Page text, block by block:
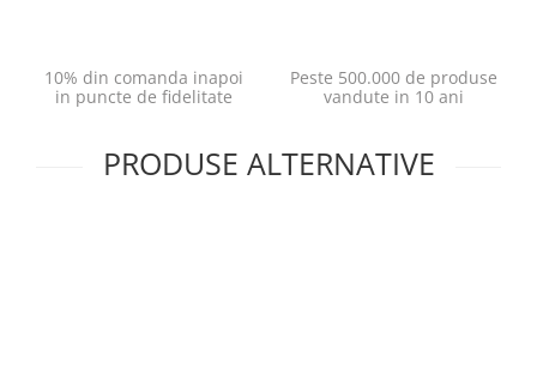
10% din comanda inapoi
in puncte de fidelitate
Peste 500.000 de produse
vandute in 10 ani
PRODUSE ALTERNATIVE